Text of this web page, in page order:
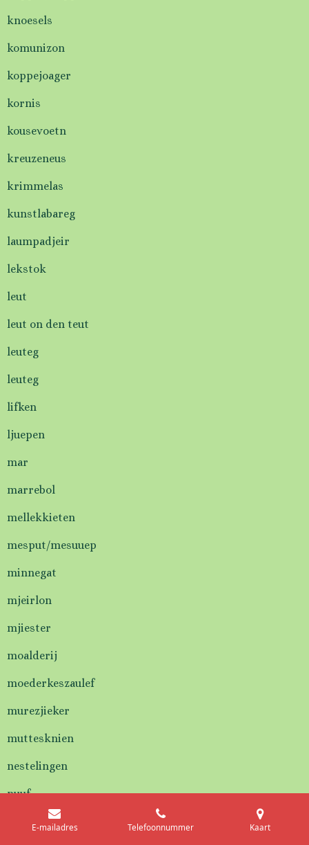
knoesels
komunizon
koppejoager
kornis
kousevoetn
kreuzeneus
krimmelas
kunstlabareg
laumpadjeir
lekstok
leut
leut on den teut
leuteg
leuteg
lifken
ljuepen
mar
marrebol
mellekkieten
mesput/mesuuep
minnegat
mjeirlon
mjiester
moalderij
moederkeszaulef
murezjieker
muttesknien
nestelingen
nuuf
lifkenE-mailadres Telefoonnummer Kaart